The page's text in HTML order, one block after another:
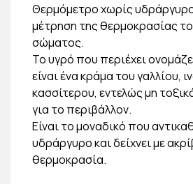
Θερμόμετρο χωρίς υδράργυρο
μέτρηση της θερμοκρασίας
σώματος.
Το υγρό που περιέχει
είναι ένα κράμα του γαλλίου,
κασσίτερου, εντελώς μη
για το περιβάλλον.
Είναι το μοναδικό που
υδράργυρο και δείχνει με
θερμοκρασία.